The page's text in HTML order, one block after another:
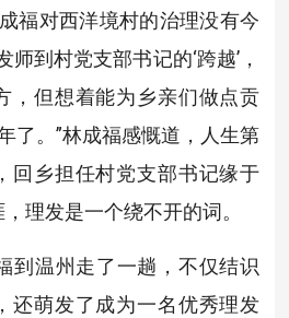
福对西洋境村的治理没有今
到村党支部书记的‘跨越’，
，但想着能为乡亲们做点贡
了。”林成福感慨道，人生第
回乡担任村党支部书记缘于
理发是一个绕不开的词。
到温州走了一趟，不仅结识
还萌发了成为一名优秀理发